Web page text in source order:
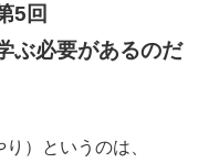
5回
ぶ必要があるのだ
）というのは、